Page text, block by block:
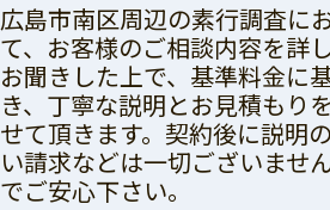
広島市南区周辺の素行調査に
て、お客様のご相談内容を詳
お聞きした上で、基準料金に
き、丁寧な説明とお見積もり
せて頂きます。契約後に説明
い請求などは一切ございませ
でご安心下さい。